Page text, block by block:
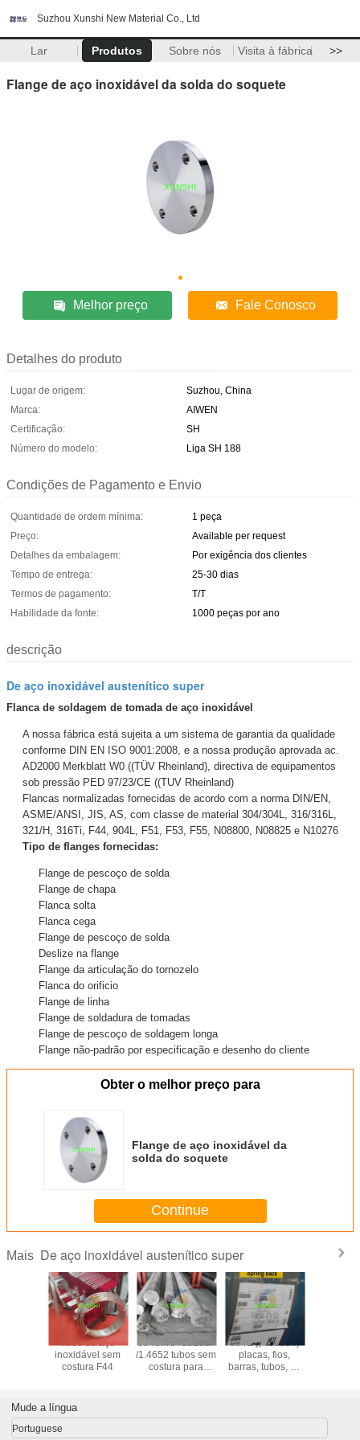
Suzhou Xunshi New Material Co., Ltd
Lar Produtos Sobre nós Visita à fábrica >>
Flange de aço inoxidável da solda do soquete
Melhor preço Fale Conosco
Detalhes do produto
Lugar de origem:
Suzhou, China
Marca:
AIWEN
Certificação:
SH
Número do modelo:
Liga SH 188
Condições de Pagamento e Envio
Quantidade de ordem mínima:
1 peça
Preço:
Available per request
Detalhes da embalagem:
Por exigência dos clientes
Tempo de entrega:
25-30 dias
Termos de pagamento:
T/T
Habilidade da fonte:
1000 peças por ano
descrição
De aço inoxidável austenítico super
Flanca de soldagem de tomada de aço inoxidável
A nossa fábrica está sujeita a um sistema de garantia da qualidade
conforme DIN EN ISO 9001:2008, e a nossa produção aprovada ac.
AD2000 Merkblatt W0 ((TÜV Rheinland), directiva de equipamentos
sob pressão PED 97/23/CE ((TUV Rheinland)
Flancas normalizadas fornecidas de acordo com a norma DIN/EN,
ASME/ANSI, JIS, AS, com classe de material 304/304L, 316/316L,
321/H, 316Ti, F44, 904L, F51, F53, F55, N08800, N08825 e N10276
Tipo de flanges fornecidas:
Flange de pescoço de solda
Flange de chapa
Flanca solta
Flanca cega
Flange de pescoço de solda
Deslize na flange
Flange da articulação do tornozelo
Flanca do orificio
Flange de linha
Flange de soldadura de tomadas
Flange de pescoço de soldagem longa
Flange não-padrão por especificação e desenho do cliente
Obter o melhor preço para
Flange de aço inoxidável da
solda do soquete
Continue
Mais De aço inoxidável austenítico super
da
Tubo de aço
inoxidável sem
costura F44
654SMO /S32654
/1.4652 tubos sem
costura para
904L ((N08904)
placas, fios,
barras, tubos, de
preço
Mude a língua
Portuguese